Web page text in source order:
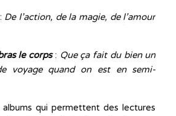
De l’action, de la magie, de l’amour
le corps: Que ça fait du bien un
voyage quand on est en semi-
qui permettent des lectures